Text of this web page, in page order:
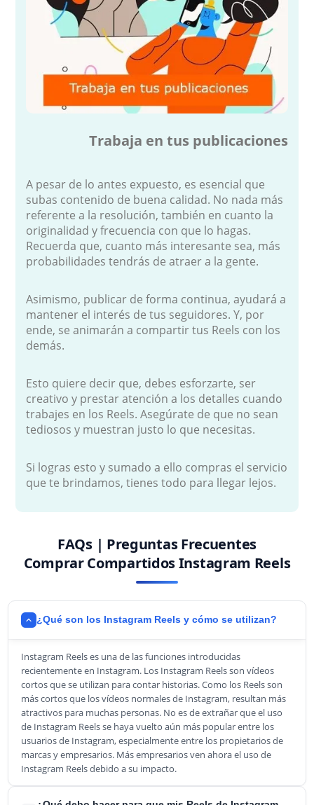
Trabaja en tus publicaciones
A pesar de lo antes expuesto, es esencial que
subas contenido de buena calidad. No nada más
referente a la resolución, también en cuanto la
originalidad y frecuencia con que lo hagas.
Recuerda que, cuanto más interesante sea, más
probabilidades tendrás de atraer a la gente.
Asimismo, publicar de forma continua, ayudará a
mantener el interés de tus seguidores. Y, por
ende, se animarán a compartir tus Reels con los
demás.
Esto quiere decir que, debes esforzarte, ser
creativo y prestar atención a los detalles cuando
trabajes en los Reels. Asegúrate de que no sean
tediosos y muestran justo lo que necesitas.
Si logras esto y sumado a ello compras el servicio
que te brindamos, tienes todo para llegar lejos.
FAQs | Preguntas Frecuentes
Comprar Compartidos Instagram Reels
¿Qué son los Instagram Reels y cómo se utilizan?
Instagram Reels es una de las funciones introducidas
recientemente en Instagram. Los Instagram Reels son vídeos
cortos que se utilizan para contar historias. Como los Reels son
más cortos que los vídeos normales de Instagram, resultan más
atractivos para muchas personas. No es de extrañar que el uso
de Instagram Reels se haya vuelto aún más popular entre los
usuarios de Instagram, especialmente entre los propietarios de
marcas y empresarios. Más empresarios ven ahora el uso de
Instagram Reels debido a su impacto.